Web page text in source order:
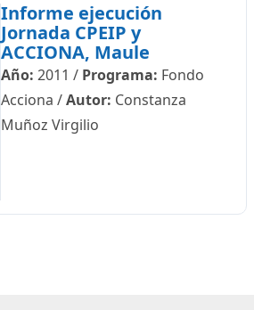
Informe ejecución
Jornada CPEIP y
ACCIONA, Maule
Año: 2011 / Programa: Fondo
Acciona /Autor: Constanza
Muñoz Virgilio